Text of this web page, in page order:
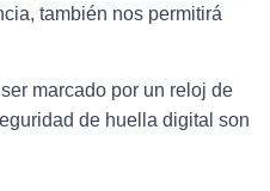
también nos permitirá
marcado por un reloj de
de huella digital son